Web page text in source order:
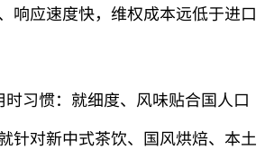
响应速度快，维权成本远低于进口
习惯：就细度、风味贴合国人口
针对新中式茶饮、国风烘焙、本土